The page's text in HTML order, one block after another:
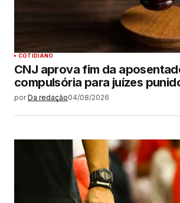
COTIDIANO
CNJ aprova fim da
compulsória para juízes
por Da redação04/08/2026